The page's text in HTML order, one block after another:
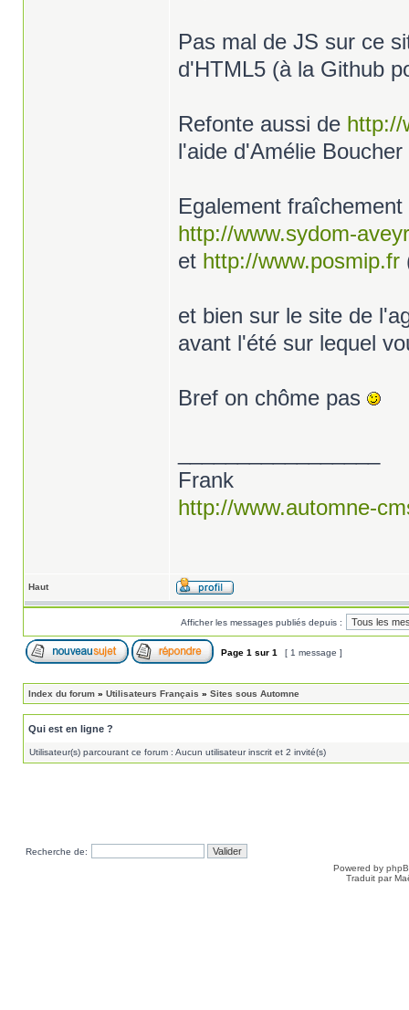
Pas mal de JS sur ce
d'HTML5 (à la Github
Refonte aussi de http://
l'aide d'Amélie
Egalement
http://www.sydom-
et http://www.posmip.fr
et bien sur le site de
avant l'été sur lequel
Bref on chôme pas
Frank
http://www.automne-
Haut
Afficher les messages publiés depuis :
Page 1 sur 1 [ 1 message ]
Index du forum » Utilisateurs Français » Sites sous Automne
Qui est en ligne ?
Utilisateur(s) parcourant ce forum : Aucun utilisateur inscrit et 2 invité(s)
Recherche de:
Powered by
Traduit par